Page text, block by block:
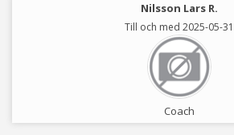
Nilsson Lars R.
Till och med 2025-05-31
Coach